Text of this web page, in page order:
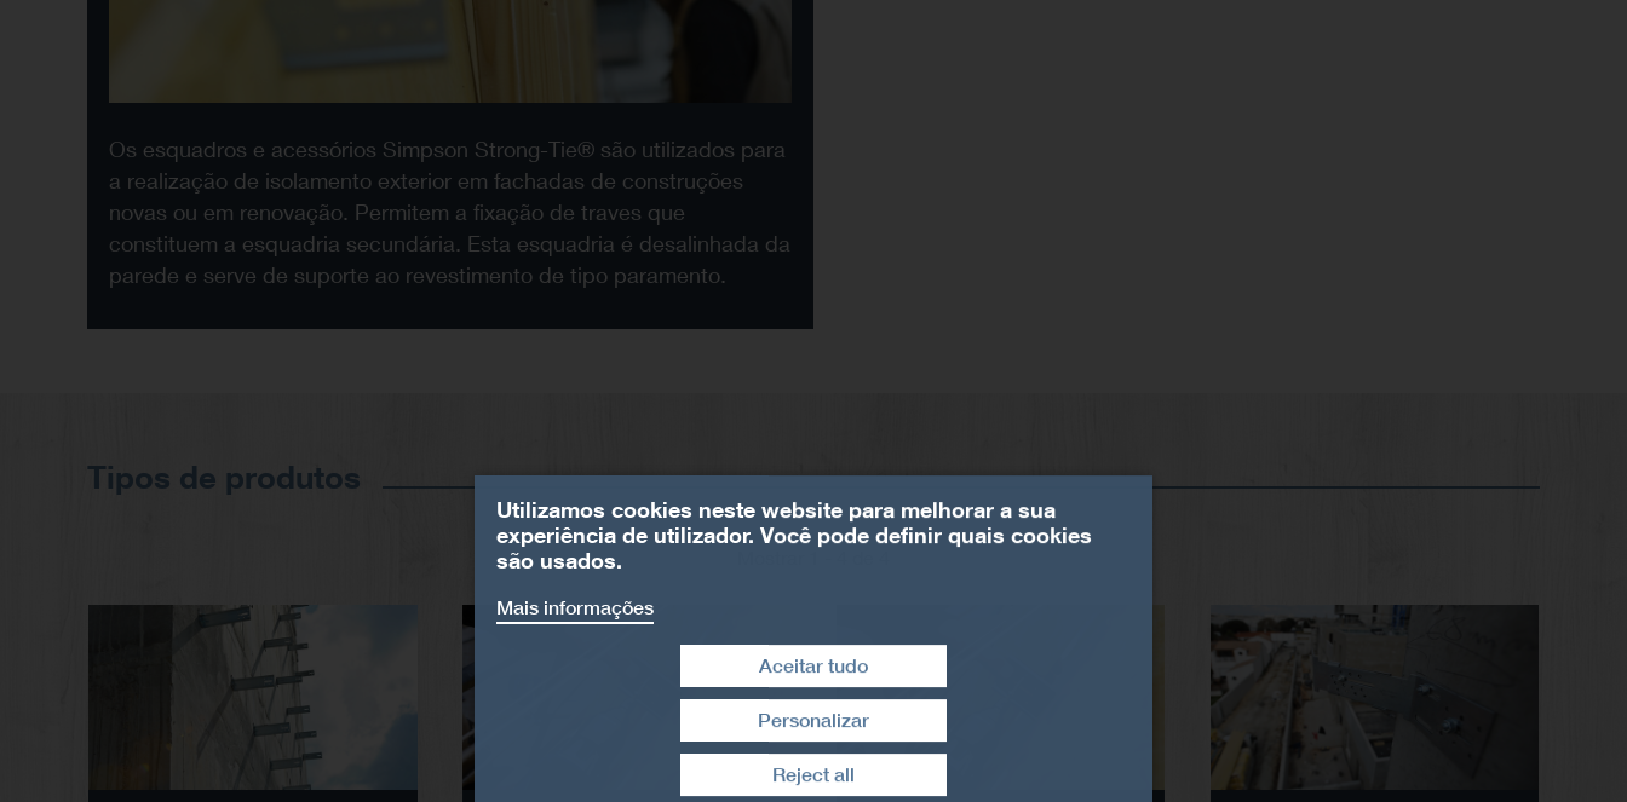
Os esquadros e acessórios Simpson Strong-Tie® são utilizados para
a realização de isolamento exterior em fachadas de construções
novas ou em renovação. Permitem a fixação de traves que
constituem a esquadria secundária. Esta esquadria é desalinhada da
parede e serve de suporte ao revestimento de tipo paramento.
Tipos de produtos
Utilizamos cookies neste website para melhorar a sua
experiência de utilizador. Você pode definir quais cookies
são usados.
Mais informações
Reject all
Aceitar tudo
Retirar consentimento
Personalizar